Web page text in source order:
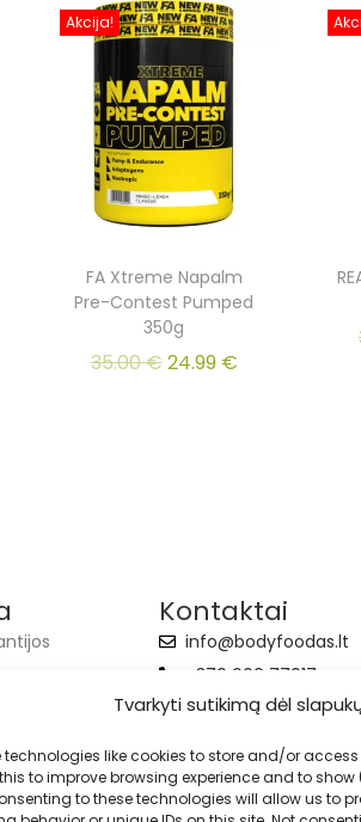
Tvarkyti sutikimą dėl
technologies like cookies to store and/or
to improve browsing experience and to
to these technologies will allow us to
Akcija!
FA Xtreme Napalm
Pre-Contest Pumped
350g
35.00€24.99 €
Kontaktai
info@bodyfoodas.lt
+370 600 77017